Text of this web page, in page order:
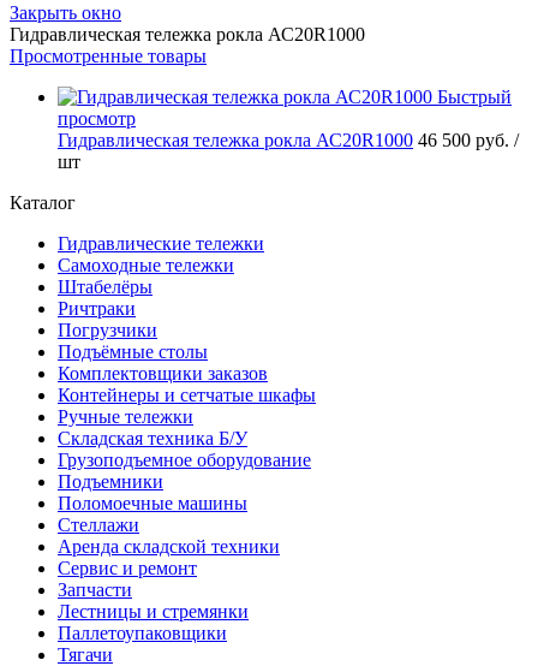
Закрыть окно
Гидравлическая тележка рокла АС20R1000
Просмотренные товары
Быстрый
просмотр
Гидравлическая тележка рокла АС20R1000 46 500 руб. /
шт
Каталог
Гидравлические тележки
Самоходные тележки
Штабелёры
Ричтраки
Погрузчики
Подъёмные столы
Комплектовщики заказов
Контейнеры и сетчатые шкафы
Ручные тележки
Складская техника Б/У
Грузоподъемное оборудование
Подъемники
Поломоечные машины
Стеллажи
Аренда складской техники
Сервис и ремонт
Запчасти
Лестницы и стремянки
Паллетоупаковщики
Тягачи